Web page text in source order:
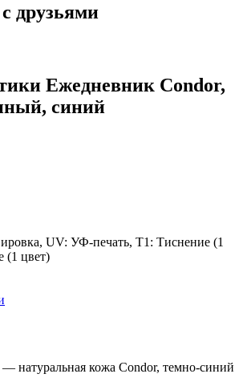
друзьями
Ежедневник Condor,
синий
UV: УФ-печать, T1: Тиснение (1
(1 цвет)
натуральная кожа Condor, темно-синий